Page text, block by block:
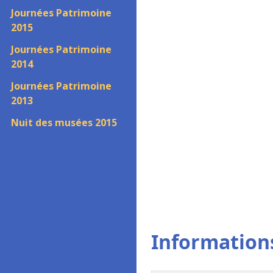
Journées Patrimoine
2015
Journées Patrimoine
2014
Journées Patrimoine
2013
Nuit des musées 2015